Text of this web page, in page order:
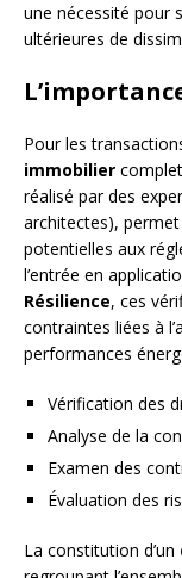
une nécessité pour
ultérieures de
Pour les
immobilier
réalisé par des
architectes),
potentielles aux
l’entrée en
Résilience, ces
contraintes liées à
performances
Vérification des
Analyse de la
Examen des
Évaluation des
La constitution d’un